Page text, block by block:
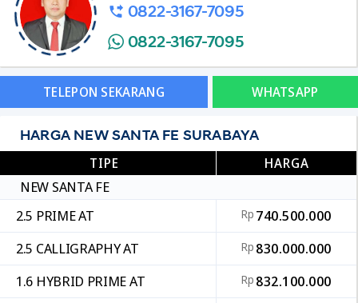
0822-3167-7095
0822-3167-7095
TELEPON SEKARANG WHATSAPP
HARGA NEW SANTA FE SURABAYA
TIPE
HARGA
NEW SANTA FE
2.5 PRIME AT
Rp 740.500.000
2.5 CALLIGRAPHY AT
Rp 830.000.000
1.6 HYBRID PRIME AT
Rp 832.100.000